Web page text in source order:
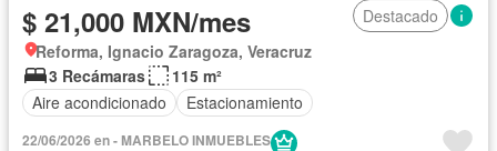
$ 21,000 MXN/mes
Destacado
Reforma, Ignacio Zaragoza, Veracruz
3 Recámaras
115 m²
Aire acondicionado
Estacionamiento
22/06/2026 en - MARBELO INMUEBLES